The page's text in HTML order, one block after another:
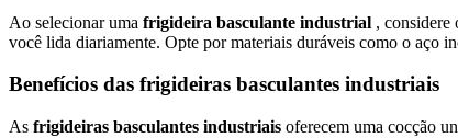
Ao selecionar uma frigideira basculante industrial , considere
você lida diariamente. Opte por materiais duráveis como o aço
Benefícios das frigideiras basculantes industriais
As frigideiras basculantes industriais oferecem uma cocção